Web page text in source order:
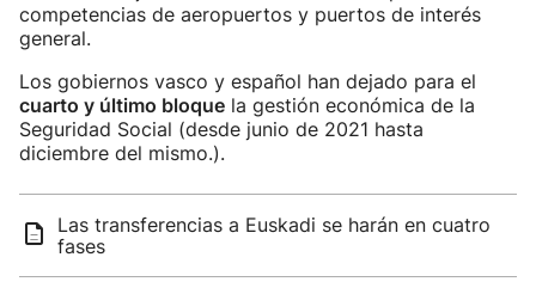
competencias de aeropuertos y puertos de interés
general.
Los gobiernos vasco y español han dejado para el
cuarto y último bloque la gestión económica de la
Seguridad Social (desde junio de 2021 hasta
diciembre del mismo.).
Las transferencias a Euskadi se harán en cuatro
fases